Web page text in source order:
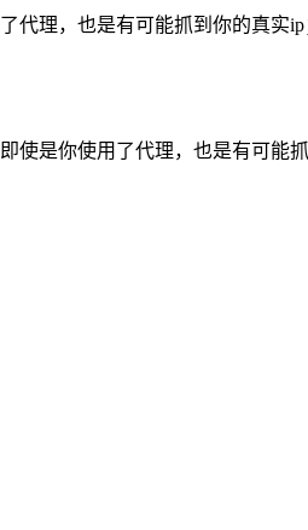
代理，也是有可能抓到你的真实ip
是你使用了代理，也是有可能抓